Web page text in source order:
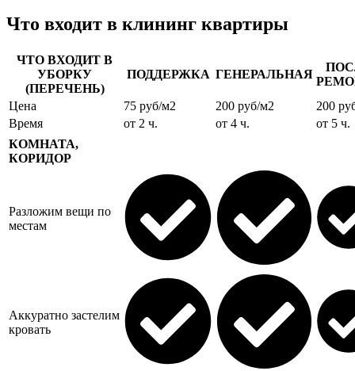
Что входит в клининг квартиры
ЧТО ВХОДИТ В
УБОРКУ
(ПЕРЕЧЕНЬ)
ПОДДЕРЖКА ГЕНЕРАЛЬНАЯ
Цена
75 руб/м2 200 руб/м2
200
Время
от 2 ч. от 4 ч.
от 5 ч.
КОМНАТА,
КОРИДОР
Разложим вещи по
местам
Аккуратно застелим
кровать